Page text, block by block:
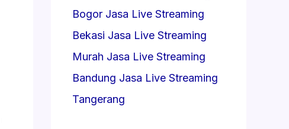
Bogor Jasa Live Streaming
Bekasi Jasa Live Streaming
Murah Jasa Live Streaming
Bandung Jasa Live Streaming
Tangerang